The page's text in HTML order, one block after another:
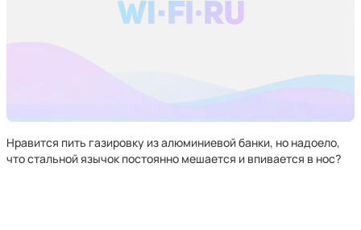
Нравится пить газировку из алюминиевой банки, но надоело,
что стальной язычок постоянно мешается и впивается в нос?